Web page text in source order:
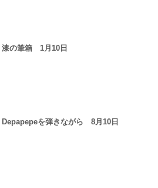
漆の筆箱 1月10日
Depapepeを弾きながら 8月10日